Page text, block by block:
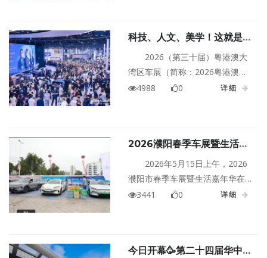
1300多款车型同台亮相。对于汽
车行业而言，迎来三十周年新起
点的粤港澳大湾区车展，成为车
企了解未来趋势、展示自身竞争
科技、人文、美学！这就是
2026粤港澳大湾区车展
2026（第三十届）粤港澳大
湾区车展（简称：2026粤港澳大
湾区车展）将于5月29日至6月7日
100多个品牌，展示1300多款车
型，重磅新车与前瞻概念车辉
映，演绎汽车产业的当下与未
来。
4988 0 详细
​2026濮阳春季车展暨生活嘉
年华 今日燃爆启幕！
2026年5月15日上午，2026
濮阳市春季车展暨生活嘉年华在
濮阳市体育场隆重启动。
3441 0 详细
今日开幕🥳第二十四届华中国